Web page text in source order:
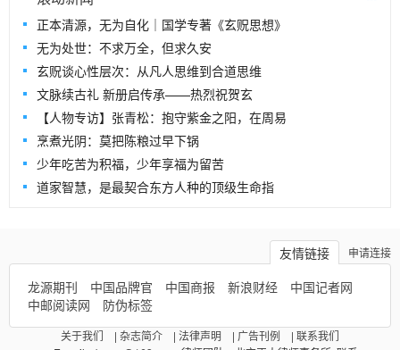
正本清源，无为自化｜国学专著《玄贶思想》
无为处世：不求万全，但求久安
玄贶谈心性层次：从凡人思维到合道思维
文脉续古礼 新册启传承——热烈祝贺玄
【人物专访】张青松：抱守紫金之阳，在周易
烹煮光阴：莫把陈粮过早下锅
少年吃苦为积福，少年享福为留苦
道家智慧，是最契合东方人种的顶级生命指
申请连接
友情链接
龙源期刊
中国品牌官 中国商报 新浪财经
中国记者网
中邮阅读网
防伪标签
关于我们 | 杂志简介 | 法律声明 | 广告刊例 | 联系我们